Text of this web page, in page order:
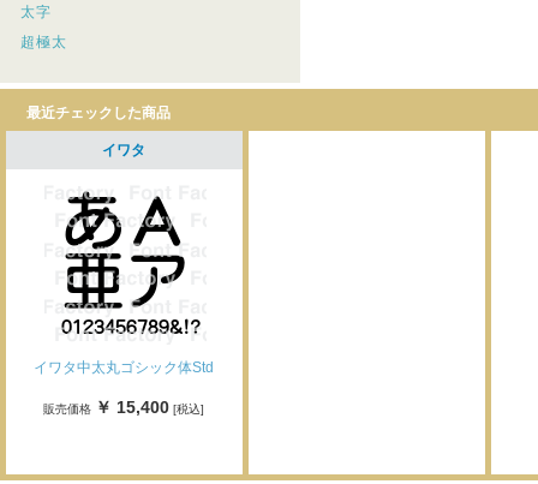
太字
超極太
最近チェックした商品
イワタ
イワタ中太丸ゴシック体Std
販売価格 ￥ 15,400 [税込]